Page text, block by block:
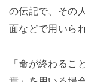
の伝記で、その
面などで用いら
「命が終わるこ